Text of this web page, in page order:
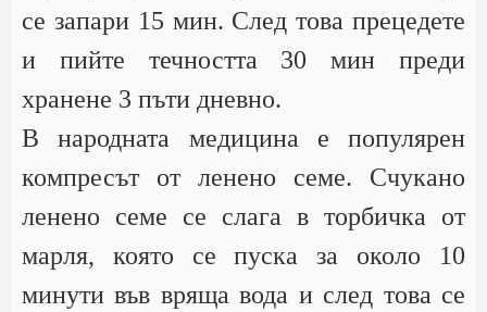
се запари 15 мин. След това прецедете
и пийте течността 30 мин преди
хранене 3 пъти дневно.
В народната медицина е популярен
компресът от ленено семе. Счукано
ленено семе се слага в торбичка от
марля, която се пуска за около 10
минути във вряща вода и след това се